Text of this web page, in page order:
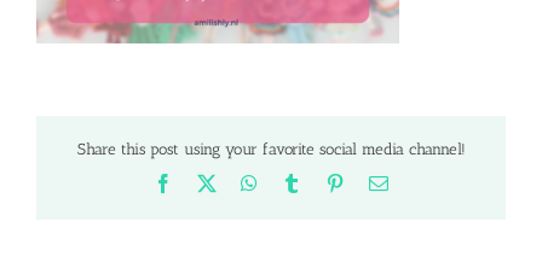
Share this post using your favorite social media channel!
Facebook WhatsApp
Tumblr PinterestEmail